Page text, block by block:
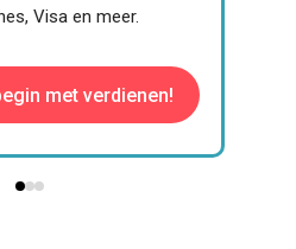
Visa en meer.
met verdienen!